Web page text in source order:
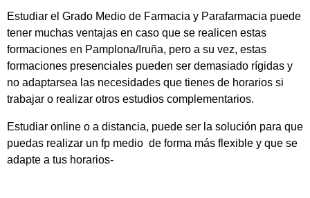
Estudiar el Grado Medio de Farmacia y Parafarmacia puede
tener muchas ventajas en caso que se realicen estas
formaciones en Pamplona/Iruña, pero a su vez, estas
formaciones presenciales pueden ser demasiado rígidas y
no adaptarsea las necesidades que tienes de horarios si
trabajar o realizar otros estudios complementarios.
Estudiar online o a distancia, puede ser la solución para que
puedas realizar un fp medio de forma más flexible y que se
adapte a tus horarios-